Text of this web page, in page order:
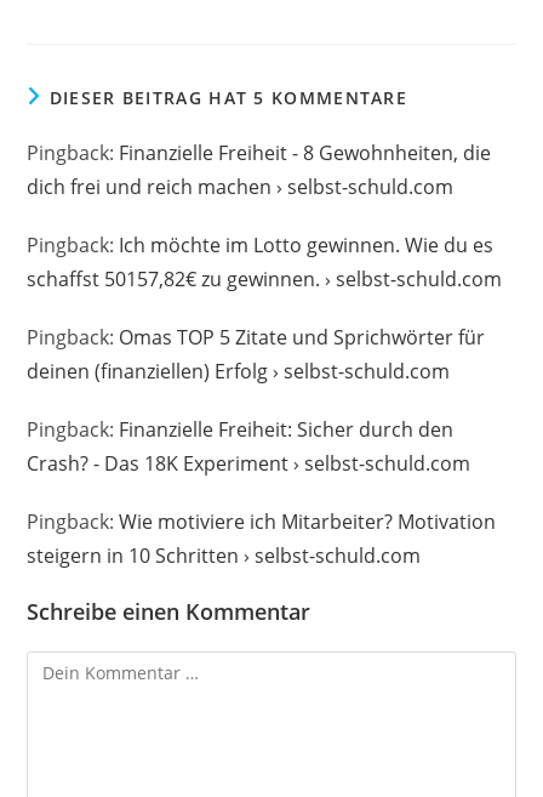
DIESER BEITRAG HAT 5 KOMMENTARE
Pingback: Finanzielle Freiheit - 8 Gewohnheiten, die
dich frei und reich machen › selbst-schuld.com
Pingback: Ich möchte im Lotto gewinnen. Wie du es
schaffst 50157,82€ zu gewinnen. › selbst-schuld.com
Pingback: Omas TOP 5 Zitate und Sprichwörter für
deinen (finanziellen) Erfolg › selbst-schuld.com
Pingback: Finanzielle Freiheit: Sicher durch den
Crash? - Das 18K Experiment › selbst-schuld.com
Pingback:Wie motiviere ich Mitarbeiter? Motivation
steigern in 10 Schritten › selbst-schuld.com
Schreibe einen Kommentar
Kommentar